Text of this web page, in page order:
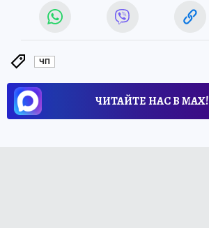
ЧП
ЧИТАЙТЕ НАС В МАХ!